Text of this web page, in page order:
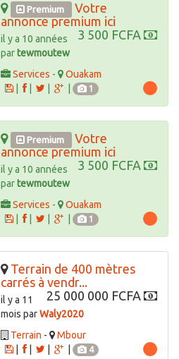
Premium
Votre
annonce premium ici
3 500 FCFA
il y a 10 années
partewmoutew
Services -
Ouakam
|
1
Premium
Votre
annonce premium ici
3 500 FCFA
il y a 10 années
partewmoutew
Services -
Ouakam
|
1
Terrain de 400 mètres
carrés à vendr...
25 000 000 FCFA
il y a 11
mois parWaly2020
Terrain -
Mbour
|
4